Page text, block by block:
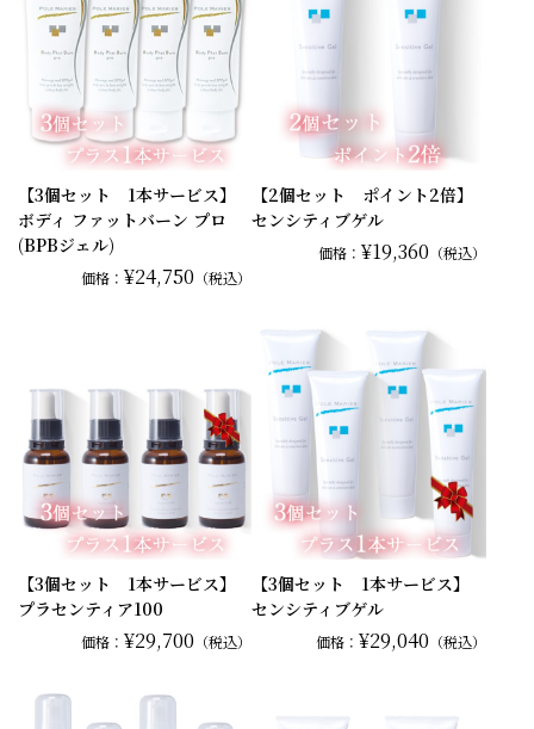
【3個セット 1本サービス】
ボディ ファットバーン プロ
(BPBジェル)
価格：¥24,750 （税込）
【2個セット ポイント2倍】
センシティブゲル
価格： ¥19,360 （税込）
【3個セット 1本サービス】
プラセンティア100
価格：¥29,700 （税込）
【3個セット 1本サービス】
センシティブゲル
価格： ¥29,040 （税込）